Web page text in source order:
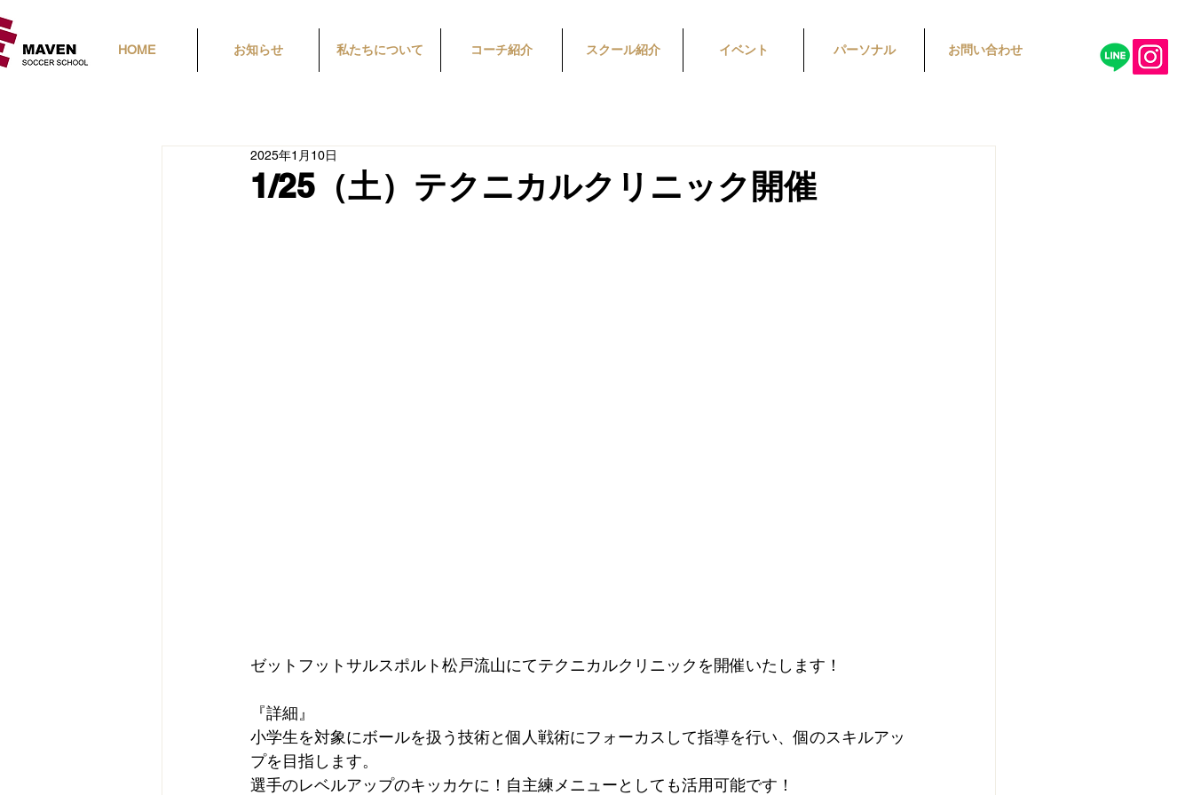
HOME お知らせ 私たちについて コーチ紹介 スクール紹介 イベント パーソナル お問い合わせ
1/25（土）テクニカルクリニック開催
2025年1月10日
ゼットフットサルスポルト松戸流山にてテクニカルクリニックを開催いたします！
『詳細』
小学生を対象にボールを扱う技術と個人戦術にフォーカスして指導を行い、個のスキルアッ
プを目指します。
選手のレベルアップのキッカケに！自主練メニューとしても活用可能です！